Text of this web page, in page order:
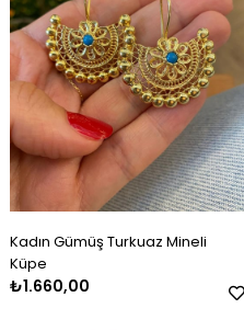
Kadın Gümüş Turkuaz Mineli
Küpe
₺1.660,00